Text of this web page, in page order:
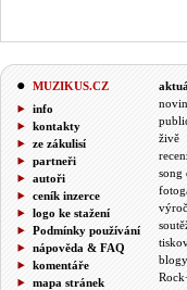
MUZIKUS.CZ
info
kontakty
ze zákulisí
partneři
autoři
ceník inzerce
logo ke stažení
Podmínky používání
nápověda & FAQ
komentáře
mapa stránek
živě
song
blogy